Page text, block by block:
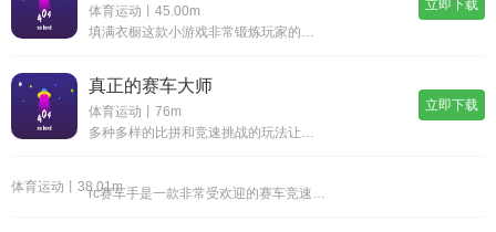
体育运动丨45.00m
立即下载
真正的赛车大师
体育运动丨76m
立即下载
体育运动丨38.01m